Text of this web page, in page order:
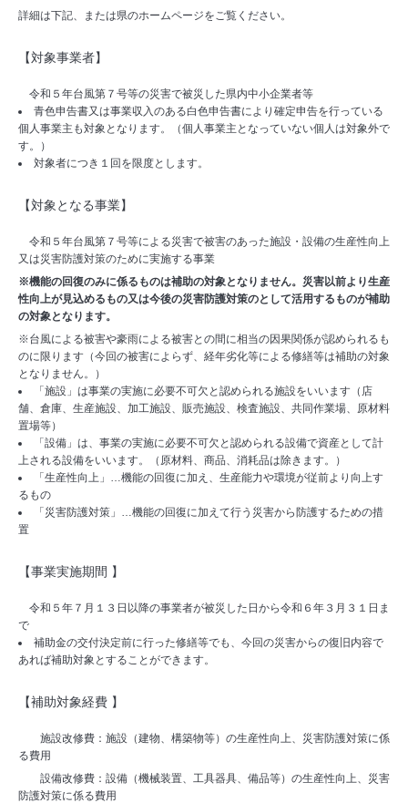
詳細は下記、または県のホームページをご覧ください。
【対象事業者】
令和５年台風第７号等の災害で被災した県内中小企業者等
青色申告書又は事業収入のある白色申告書により確定申告を行っている
個人事業主も対象となります。（個人事業主となっていない個人は対象外で
す。）
対象者につき１回を限度とします。
【対象となる事業】
令和５年台風第７号等による災害で被害のあった施設・設備の生産性向上
又は災害防護対策のために実施する事業
※機能の回復のみに係るものは補助の対象となりません。災害以前より生産
性向上が見込めるもの又は今後の災害防護対策のとして活用するものが補助
の対象となります。
※台風による被害や豪雨による被害との間に相当の因果関係が認められるも
のに限ります（今回の被害によらず、経年劣化等による修繕等は補助の対象
となりません。）
「施設」は事業の実施に必要不可欠と認められる施設をいいます（店
舗、倉庫、生産施設、加工施設、販売施設、検査施設、共同作業場、原材料
置場等）
「設備」は、事業の実施に必要不可欠と認められる設備で資産として計
上される設備をいいます。（原材料、商品、消耗品は除きます。）
「生産性向上」…機能の回復に加え、生産能力や環境が従前より向上す
るもの
「災害防護対策」…機能の回復に加えて行う災害から防護するための措
置
【事業実施期間 】
令和５年７月１３日以降の事業者が被災した日から令和６年３月３１日ま
で
補助金の交付決定前に行った修繕等でも、今回の災害からの復旧内容で
あれば補助対象とすることができます。
【補助対象経費 】
施設改修費：施設（建物、構築物等）の生産性向上、災害防護対策に係
る費用
設備改修費：設備（機械装置、工具器具、備品等）の生産性向上、災害
防護対策に係る費用